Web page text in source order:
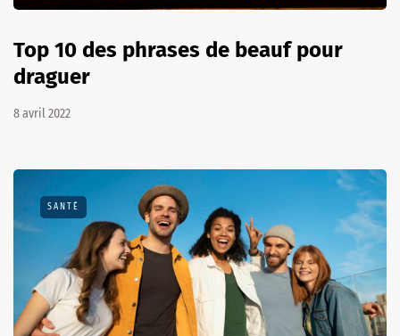
Top 10 des phrases de beauf pour
draguer
8 avril 2022
SANTÉ